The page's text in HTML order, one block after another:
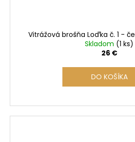
Vitrážová brošňa Loďka č. 1 -
Skladom (1 ks)
26 €
DO KOŠÍKA